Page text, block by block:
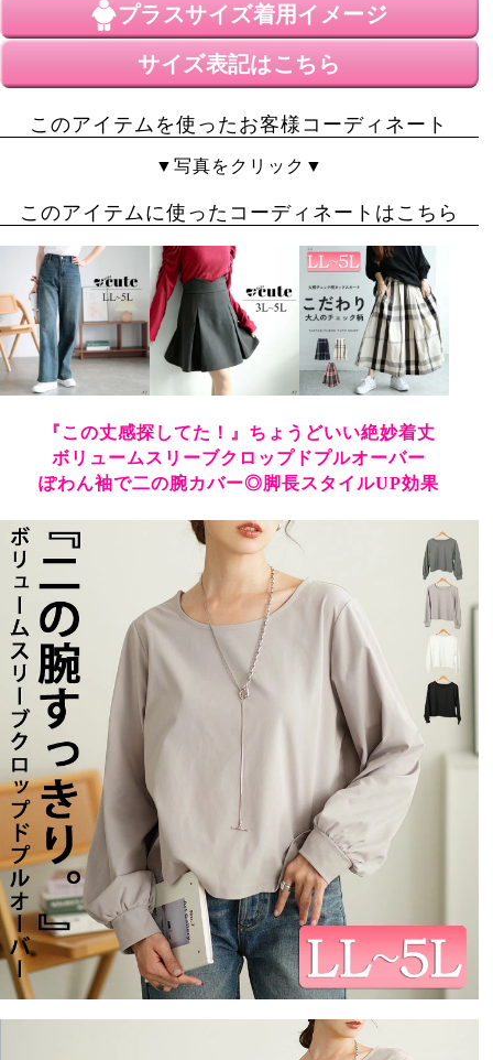
プラスサイズ着用イメージ
サイズ表記はこちら
このアイテムを使ったお客様コーディネート
▼写真をクリック▼
このアイテムに使ったコーディネートはこちら
『この丈感探してた！』ちょうどいい絶妙着丈
ボリュームスリーブクロップドプルオーバー
ぽわん袖で二の腕カバー◎脚長スタイルUP効果